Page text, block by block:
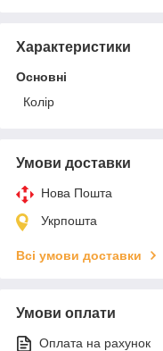
Характеристики
Основні
Колір
Умови доставки
Нова Пошта
Укрпошта
Всі умови доставки
Умови оплати
Оплата на рахунок